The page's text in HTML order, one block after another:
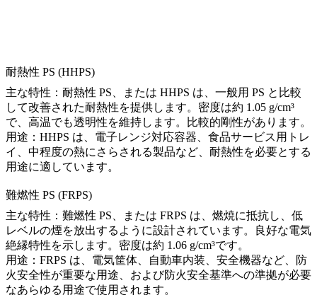
耐熱性 PS (HHPS)
主な特性：耐熱性 PS、または HHPS は、一般用 PS と比較
して改善された耐熱性を提供します。密度は約 1.05 g/cm³
で、高温でも透明性を維持します。比較的剛性があります。
用途：HHPS は、電子レンジ対応容器、食品サービス用トレ
イ、中程度の熱にさらされる製品など、耐熱性を必要とする
用途に適しています。
難燃性 PS (FRPS)
主な特性：難燃性 PS、または FRPS は、燃焼に抵抗し、低
レベルの煙を放出するように設計されています。良好な電気
絶縁特性を示します。密度は約 1.06 g/cm³です。
用途：FRPS は、電気筐体、自動車内装、安全機器など、防
火安全性が重要な用途、および防火安全基準への準拠が必要
なあらゆる用途で使用されます。